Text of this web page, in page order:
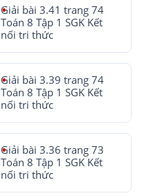
Giải bài 3.41 trang 74
Toán 8 Tập 1 SGK Kết
nối tri thức
Giải bài 3.39 trang 74
Toán 8 Tập 1 SGK Kết
nối tri thức
Giải bài 3.36 trang 73
Toán 8 Tập 1 SGK Kết
nối tri thức